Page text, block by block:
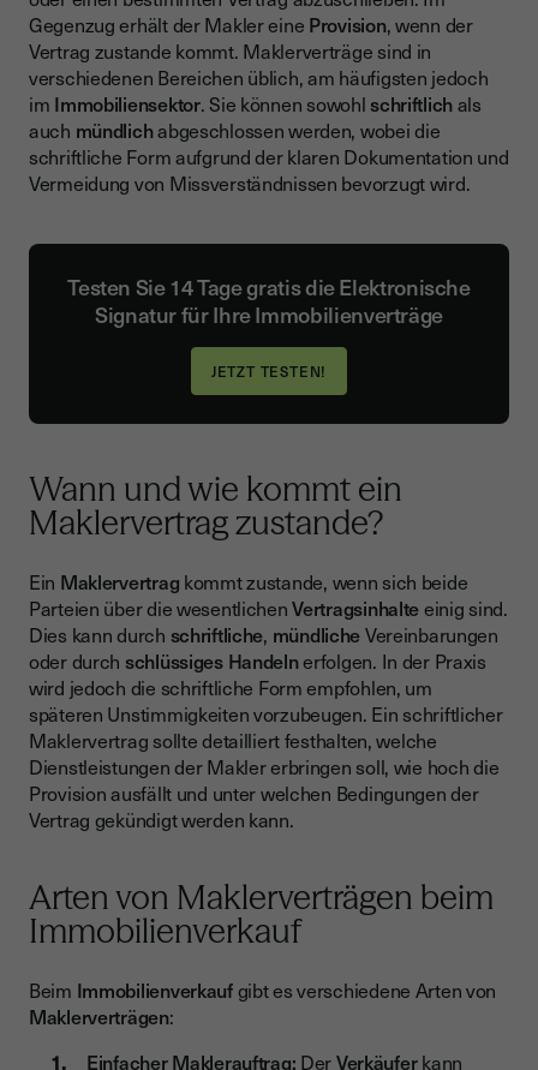
Gegenzug erhält der Makler eine Provision, wenn der
Vertrag zustande kommt. Maklerverträge sind in
verschiedenen Bereichen üblich, am häufigsten jedoch
im Immobiliensektor. Sie können sowohlschriftlichals
auch mündlichabgeschlossen werden, wobei die
schriftliche Form aufgrund der klaren Dokumentation und
Vermeidung von Missverständnissen bevorzugt wird.
Testen Sie 14 Tage gratis die Elektronische
Signatur für Ihre Immobilienverträge
Wann und wie kommt ein
Maklervertrag zustande?
Ein Maklervertrag kommt zustande, wenn sich beide
Parteien über die wesentlichenVertragsinhalteeinig sind.
Dies kann durch schriftliche, mündlicheVereinbarungen
oder durch schlüssiges Handelnerfolgen. In der Praxis
wird jedoch die schriftliche Form empfohlen, um
späteren Unstimmigkeiten vorzubeugen. Ein schriftlicher
Maklervertrag sollte detailliert festhalten, welche
Dienstleistungen der Makler erbringen soll, wie hoch die
Provision ausfällt und unter welchen Bedingungen der
Vertrag gekündigt werden kann.
Arten von Maklerverträgen beim
Immobilienverkauf
Beim Immobilienverkaufgibt es verschiedene Arten von
Maklerverträgen:
Einfacher Maklerauftrag: DerVerkäuferkann